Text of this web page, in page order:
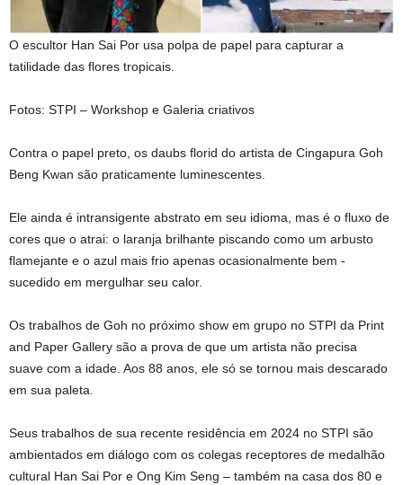
O escultor Han Sai Por usa polpa de papel para capturar a
tatilidade das flores tropicais.
Fotos: STPI – Workshop e Galeria criativos
Contra o papel preto, os daubs florid do artista de Cingapura Goh
Beng Kwan são praticamente luminescentes.
Ele ainda é intransigente abstrato em seu idioma, mas é o fluxo de
cores que o atrai: o laranja brilhante piscando como um arbusto
flamejante e o azul mais frio apenas ocasionalmente bem -
sucedido em mergulhar seu calor.
Os trabalhos de Goh no próximo show em grupo no STPI da Print
and Paper Gallery são a prova de que um artista não precisa
suave com a idade. Aos 88 anos, ele só se tornou mais descarado
em sua paleta.
Seus trabalhos de sua recente residência em 2024 no STPI são
ambientados em diálogo com os colegas receptores de medalhão
cultural Han Sai Por e Ong Kim Seng – também na casa dos 80 e